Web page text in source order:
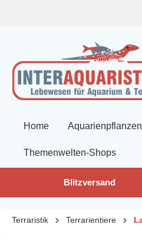
Home Aquarienpflanzen
Themenwelten-Shops
Blitzversand
Terraristik Terrarientiere